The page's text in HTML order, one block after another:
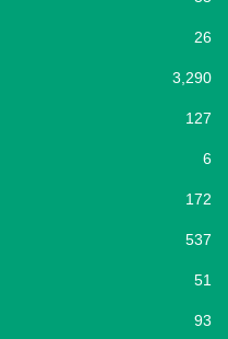
26
3,290
127
6
172
537
51
93